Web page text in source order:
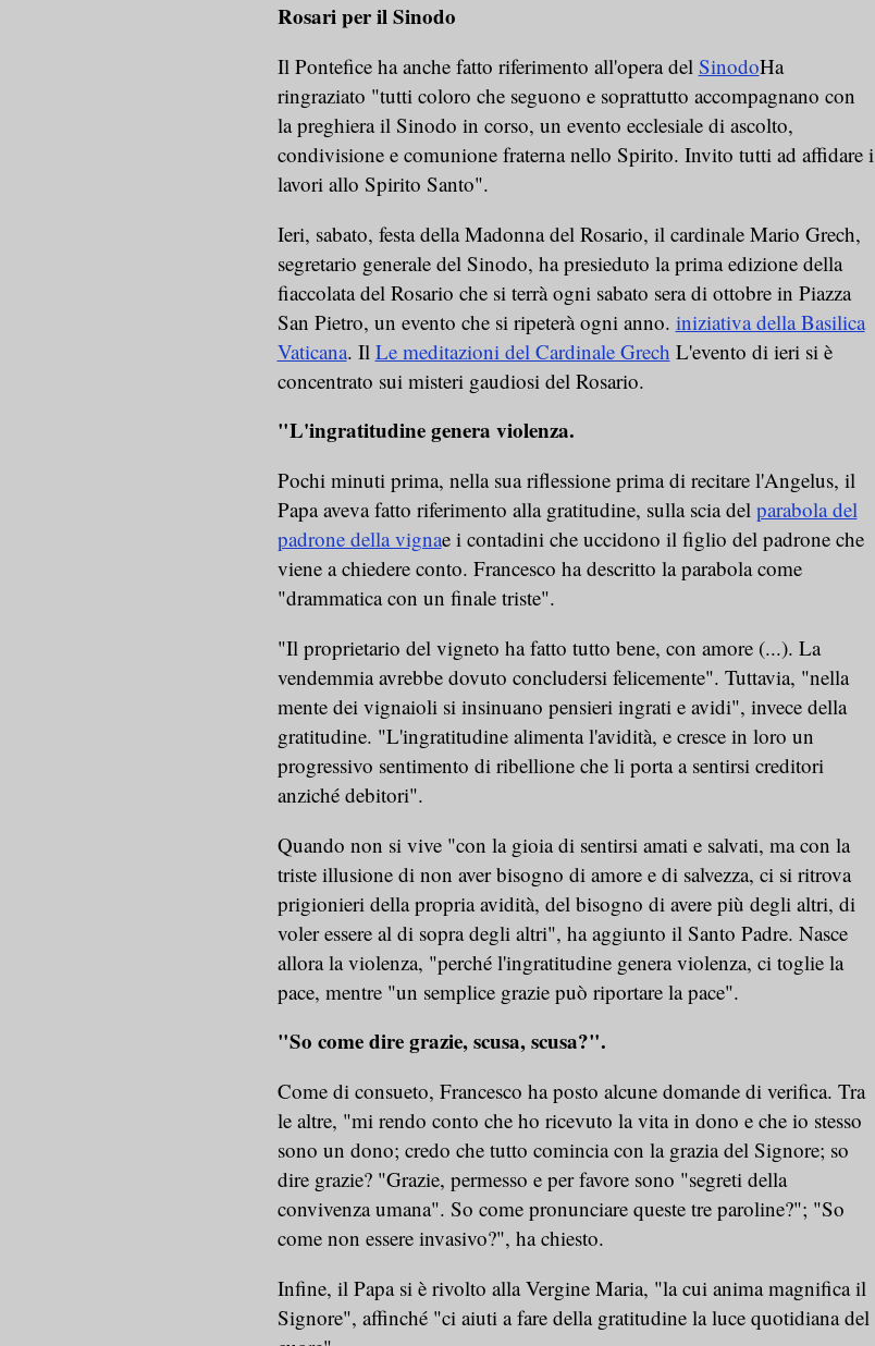
Rosari per il Sinodo
Il Pontefice ha anche fatto riferimento all'opera del SinodoHa
ringraziato "tutti coloro che seguono e soprattutto accompagnano con
la preghiera il Sinodo in corso, un evento ecclesiale di ascolto,
condivisione e comunione fraterna nello Spirito. Invito tutti ad affidare i
lavori allo Spirito Santo".
Ieri, sabato, festa della Madonna del Rosario, il cardinale Mario Grech,
segretario generale del Sinodo, ha presieduto la prima edizione della
fiaccolata del Rosario che si terrà ogni sabato sera di ottobre in Piazza
San Pietro, un evento che si ripeterà ogni anno. iniziativa della Basilica
Vaticana. Il Le meditazioni del Cardinale Grech L'evento di ieri si è
concentrato sui misteri gaudiosi del Rosario.
"L'ingratitudine genera violenza.
Pochi minuti prima, nella sua riflessione prima di recitare l'Angelus, il
Papa aveva fatto riferimento alla gratitudine, sulla scia del parabola del
padrone della vignae i contadini che uccidono il figlio del padrone che
viene a chiedere conto. Francesco ha descritto la parabola come
"drammatica con un finale triste".
"Il proprietario del vigneto ha fatto tutto bene, con amore (...). La
vendemmia avrebbe dovuto concludersi felicemente". Tuttavia, "nella
mente dei vignaioli si insinuano pensieri ingrati e avidi", invece della
gratitudine. "L'ingratitudine alimenta l'avidità, e cresce in loro un
progressivo sentimento di ribellione che li porta a sentirsi creditori
anziché debitori".
Quando non si vive "con la gioia di sentirsi amati e salvati, ma con la
triste illusione di non aver bisogno di amore e di salvezza, ci si ritrova
prigionieri della propria avidità, del bisogno di avere più degli altri, di
voler essere al di sopra degli altri", ha aggiunto il Santo Padre. Nasce
allora la violenza, "perché l'ingratitudine genera violenza, ci toglie la
pace, mentre "un semplice grazie può riportare la pace".
"So come dire grazie, scusa, scusa?".
Come di consueto, Francesco ha posto alcune domande di verifica. Tra
le altre, "mi rendo conto che ho ricevuto la vita in dono e che io stesso
sono un dono; credo che tutto comincia con la grazia del Signore; so
dire grazie? "Grazie, permesso e per favore sono "segreti della
convivenza umana". So come pronunciare queste tre paroline?"; "So
come non essere invasivo?", ha chiesto.
Infine, il Papa si è rivolto alla Vergine Maria, "la cui anima magnifica il
Signore", affinché "ci aiuti a fare della gratitudine la luce quotidiana del